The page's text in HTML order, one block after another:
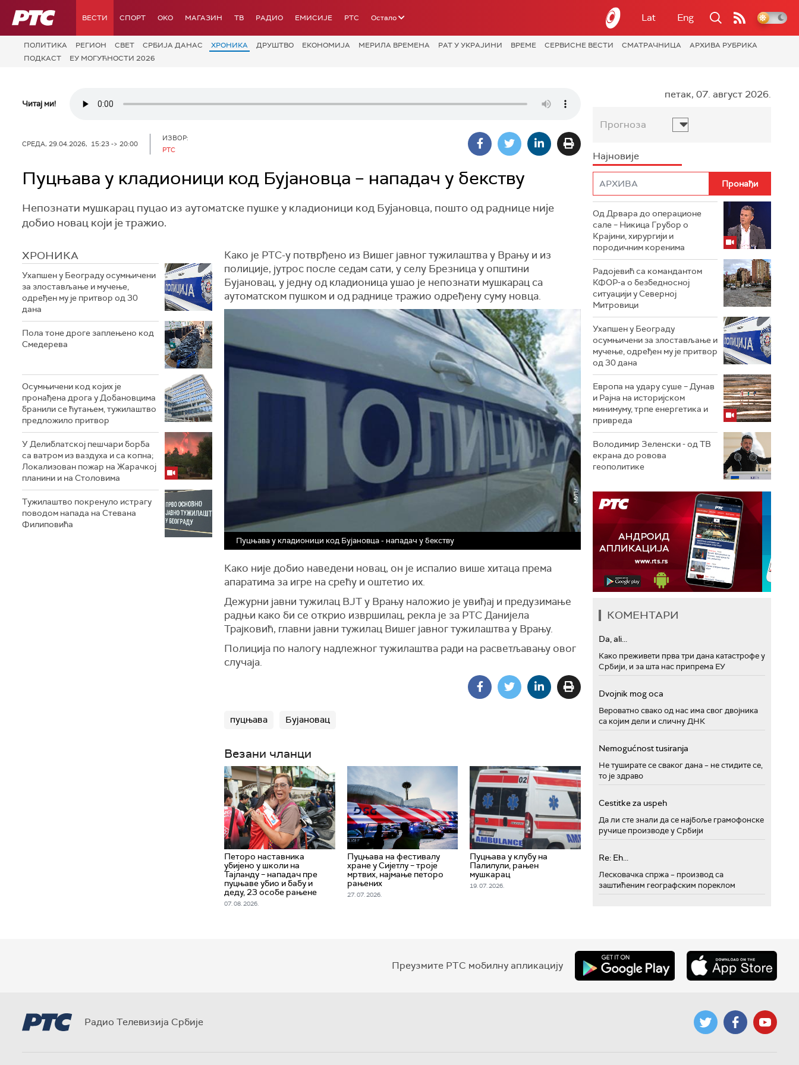
РТС ВЕСТИ СПОРТ OKO МАГАЗИН ТВ РАДИО ЕМИСИЈЕ РТС Остало Lat Eng
ПОЛИТИКА РЕГИОН СВЕТ СРБИЈА ДАНАС ХРОНИКА ДРУШТВО ЕКОНОМИЈА МЕРИЛА ВРЕМЕНА РАТ У УКРАЈИНИ ВРЕМЕ СЕРВИСНЕ ВЕСТИ СМАТРАЧНИЦА
АРХИВА РУБРИКА
ПОДКАСТ
ЕУ МОГУЋНОСТИ 2026
Читај ми!
СРЕДА, 29.04.2026, 15:23 -> 20:00
ИЗВОР:
РТС
Пуцњава у кладионици код Бујановца – нападач у бекству
Непознати мушкарац пуцао из аутоматске пушке у кладионици код Бујановца, пошто од раднице није
добио новац који је тражио.
ХРОНИКА
Ухапшен у Београду осумњичени
за злостављање и мучење,
одређен му је притвор од 30
дана
Пола тоне дроге заплењено код
Смедерева
Осумњичени код којих је
пронађена дрога у Добановцима
бранили се ћутањем, тужилаштво
предложило притвор
У Делиблатској пешчари борба
са ватром из ваздуха и са копна;
Локализован пожар на Жарачкој
планини и на Столовима
Тужилаштво покренуло истрагу
поводом напада на Стевана
Филиповића
Како је РТС-у потврђено из Вишег јавног тужилаштва у Врању и из
полиције, јутрос после седам сати, у селу Брезница у општини
Бујановац, у једну од кладионица ушао је непознати мушкарац са
аутоматском пушком и од раднице тражио одређену суму новца.
Пуцњава у кладионици код Бујановца - нападач у бекству
Како није добио наведени новац, он је испалио више хитаца према
апаратима за игре на срећу и оштетио их.
Дежурни јавни тужилац ВЈТ у Врању наложио је увиђај и предузимање
радњи како би се открио извршилац, рекла је за РТС Данијела
Трајковић, главни јавни тужилац Вишег јавног тужилаштва у Врању.
Полиција по налогу надлежног тужилаштва ради на расветљавању овог
случаја.
пуцњава Бујановац
Везани чланци
Петоро наставника
убијено у школи на
Тајланду – нападач пре
пуцњаве убио и бабу и
деду, 23 особе рањене
07. 08. 2026.
Пуцњава на фестивалу
хране у Сијетлу – троје
мртвих, најмање петоро
рањених
27. 07. 2026.
Пуцњава у клубу на
Палилули, рањен
мушкарац
19. 07. 2026.
петак, 07. август 2026.
Прогноза
Најновије
Од Дрвара до операционе
сале – Никица Грубор о
Крајини, хирургији и
породичним коренима
Радојевић са командантом
КФОР-а о безбедносној
ситуацији у Северној
Митровици
Ухапшен у Београду
осумњичени за злостављање и
мучење, одређен му је притвор
од 30 дана
Европа на удару суше – Дунав
и Рајна на историјском
минимуму, трпе енергетика и
привреда
Володимир Зеленски - од ТВ
екрана до ровова
геополитике
КОМЕНТАРИ
Da, ali...
Како преживети прва три дана катастрофе у
Србији, и за шта нас припрема ЕУ
Dvojnik mog oca
Вероватно свако од нас има свог двојника
са којим дели и сличну ДНК
Nemogućnost tusiranja
Не туширате се сваког дана – не стидите се,
то је здраво
Cestitke za uspeh
Да ли сте знали да се најбоље грамофонске
ручице производе у Србији
Re: Eh...
Лесковачка спржа – производ са
заштићеним географским пореклом
Преузмите РТС мобилну апликацију
Радио Телевизија Србије